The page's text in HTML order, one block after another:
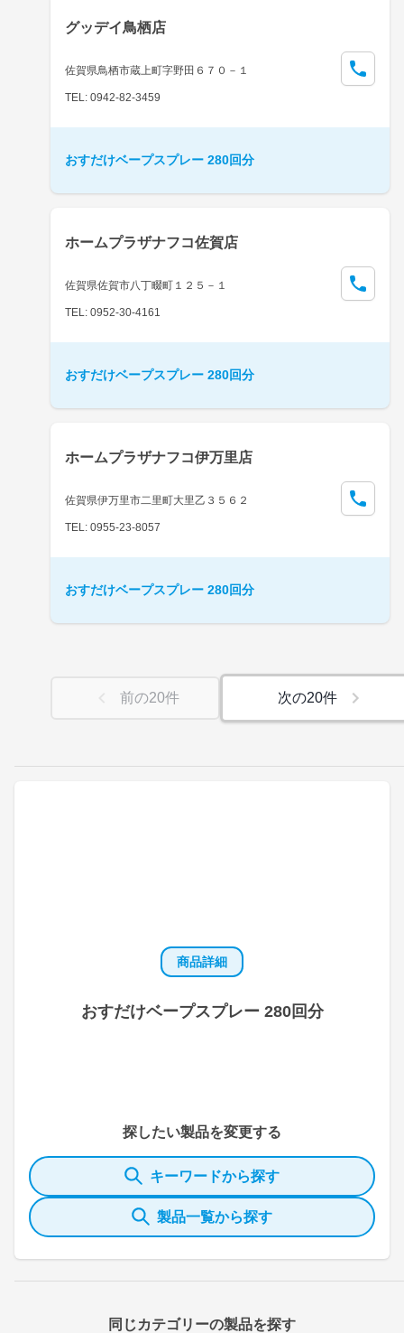
商品詳細
おすだけベープスプレー 280回分
探したい製品を変更する
キーワードから探す
製品一覧から探す
同じカテゴリーの製品を探す
グッデイ鳥栖店
佐賀県鳥栖市蔵上町字野田６７０－１
TEL: 0942-82-3459
おすだけベープスプレー 280回分
ホームプラザナフコ佐賀店
佐賀県佐賀市八丁畷町１２５－１
TEL: 0952-30-4161
おすだけベープスプレー 280回分
ホームプラザナフコ伊万里店
佐賀県伊万里市二里町大里乙３５６２
TEL: 0955-23-8057
おすだけベープスプレー 280回分
前の20件 次の20件